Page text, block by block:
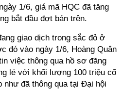
1/6, giá mã HQC đã tăng
bắt đầu đợt bán trên.
giao dịch trong sắc đỏ ở
đó vào ngày 1/6, Hoàng Quân
việc thông qua hồ sơ đăng
lẻ với khối lượng 100 triệu cổ
như đã thông qua tại Đại hội